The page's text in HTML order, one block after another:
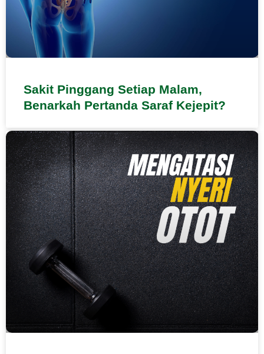
Sakit Pinggang Setiap Malam,
Benarkah Pertanda Saraf Kejepit?